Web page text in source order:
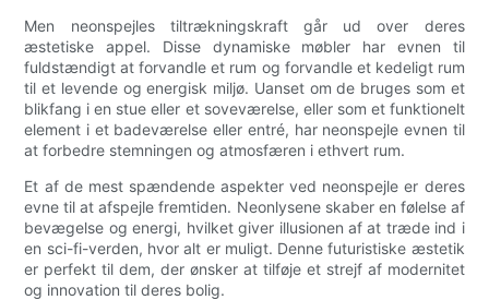
Men neonspejles tiltrækningskraft går ud over deres
æstetiske appel. Disse dynamiske møbler har evnen til
fuldstændigt at forvandle et rum og forvandle et kedeligt rum
til et levende og energisk miljø. Uanset om de bruges som et
blikfang i en stue eller et soveværelse, eller som et funktionelt
element i et badeværelse eller entré, har neonspejle evnen til
at forbedre stemningen og atmosfæren i ethvert rum.
Et af de mest spændende aspekter ved neonspejle er deres
evne til at afspejle fremtiden. Neonlysene skaber en følelse af
bevægelse og energi, hvilket giver illusionen af ​​at træde ind i
en sci-fi-verden, hvor alt er muligt. Denne futuristiske æstetik
er perfekt til dem, der ønsker at tilføje et strejf af modernitet
og innovation til deres bolig.